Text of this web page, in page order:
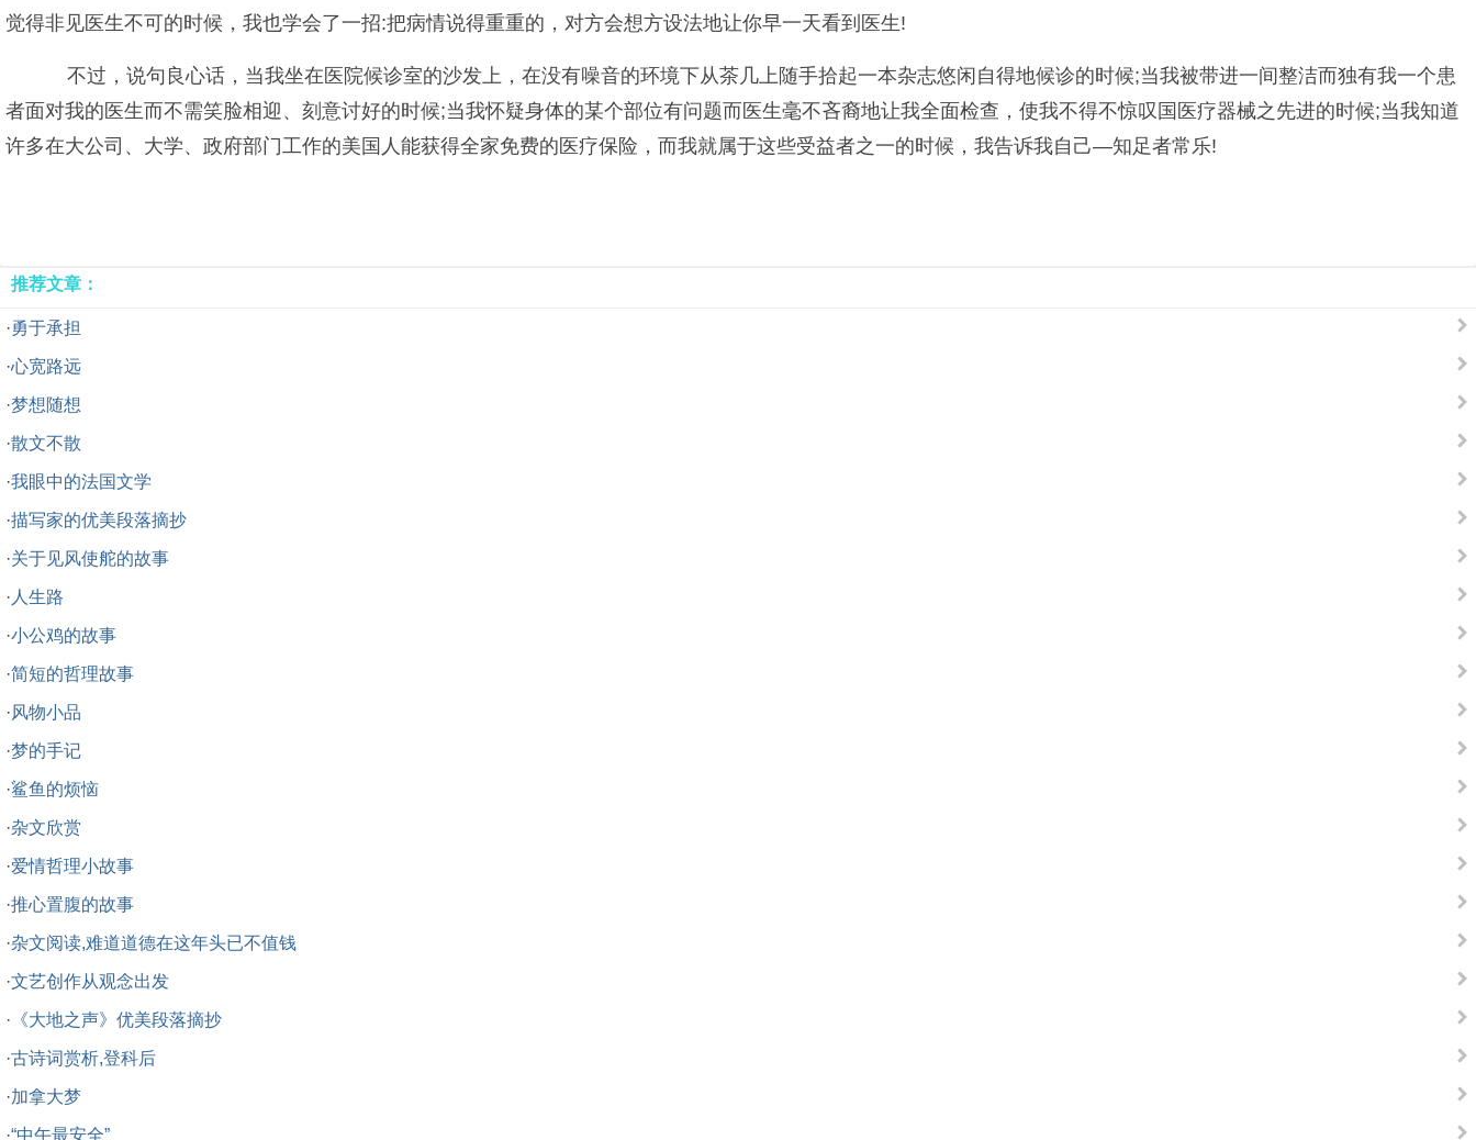
觉得非见医生不可的时候，我也学会了一招:把病情说得重重的，对方会想方设法地让你早一天看到医生!
不过，说句良心话，当我坐在医院候诊室的沙发上，在没有噪音的环境下从茶几上随手拾起一本杂志悠闲自得地候诊的时候;当我被带进一间整洁而独有我一个患
者面对我的医生而不需笑脸相迎、刻意讨好的时候;当我怀疑身体的某个部位有问题而医生毫不吝裔地让我全面检查，使我不得不惊叹国医疗器械之先进的时候;当我知道
许多在大公司、大学、政府部门工作的美国人能获得全家免费的医疗保险，而我就属于这些受益者之一的时候，我告诉我自己—知足者常乐!
推荐文章：
·勇于承担
·心宽路远
·梦想随想
·散文不散
·我眼中的法国文学
·描写家的优美段落摘抄
·关于见风使舵的故事
· 人生路
·小公鸡的故事
·简短的哲理故事
·风物小品
·梦的手记
·鲨鱼的烦恼
·杂文欣赏
·爱情哲理小故事
·推心置腹的故事
·杂文阅读,难道道德在这年头已不值钱
·文艺创作从观念出发
· 《大地之声》优美段落摘抄
·古诗词赏析,登科后
·加拿大梦
·“中午最安全”